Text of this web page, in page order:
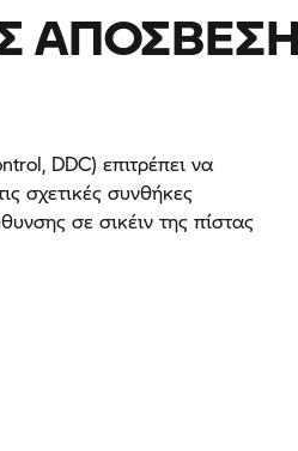
DDC) επιτρέπει να
σχετικές συνθήκες
σε σικέιν της πίστας